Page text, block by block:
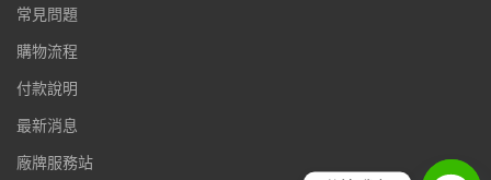
常見問題
購物流程
付款說明
最新消息
廠牌服務站